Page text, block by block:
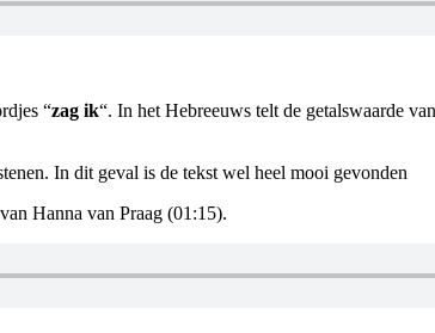
“zag ik“. In het Hebreeuws telt de getalswaarde
In dit geval is de tekst wel heel mooi gevonden
Hanna van Praag (01:15).